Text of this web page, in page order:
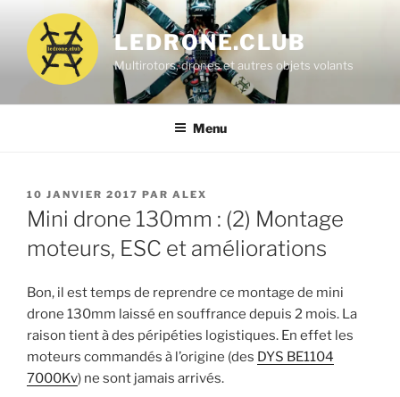
contenu
principal
LEDRONE.CLUB
Multirotors, drones et autres objets volants
Menu
PUBLIÉ
LE
10 JANVIER 2017 PAR ALEX
Mini drone 130mm : (2) Montage
moteurs, ESC et améliorations
Bon, il est temps de reprendre ce montage de mini
drone 130mm laissé en souffrance depuis 2 mois. La
raison tient à des péripéties logistiques. En effet les
moteurs commandés à l’origine (des DYS BE1104
7000Kv) ne sont jamais arrivés.